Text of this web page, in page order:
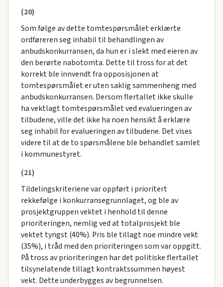
(20)
Som følge av dette tomtespørsmålet erklærte
ordføreren seg inhabil til behandlingen av
anbudskonkurransen, da hun er i slekt med eieren av
den berørte nabotomta. Dette til tross for at det
korrekt ble innvendt fra opposisjonen at
tomtespørsmålet er uten saklig sammenheng med
anbudskonkurransen. Dersom flertallet ikke skulle
ha vektlagt tomtespørsmålet ved evalueringen av
tilbudene, ville det ikke ha noen hensikt å erklære
seg inhabil for evalueringen av tilbudene. Det vises
videre til at de to spørsmålene ble behandlet samlet
i kommunestyret.
(21)
Tildelingskriteriene var oppført i prioritert
rekkefølge i konkurransegrunnlaget, og ble av
prosjektgruppen vektet i henhold til denne
prioriteringen, nemlig ved at totalprosjekt ble
vektet tyngst (40%). Pris ble tillagt noe mindre vekt
(35%), i tråd med den prioriteringen som var oppgitt.
På tross av prioriteringen har det politiske flertallet
tilsynelatende tillagt kontraktssummen høyest
vekt. Dette underbygges av begrunnelsen.